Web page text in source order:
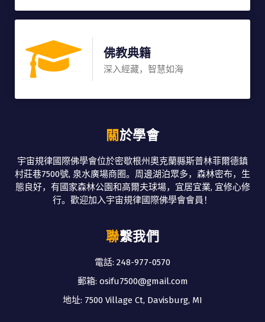
佛教典籍
深入經藏，智慧如海
關於學會
宇宙規律國際佛學會位於密歇根州奧克蘭縣斯普林菲爾德鎮
村莊巷7500號, 泉水廣場商圈。周邊湖泊眾多，森林密布，生
態良好，有國家森林公園和高爾夫球場，宜居宜業, 宜修心修
行。歡迎加入宇宙規律國際佛學會會員！
聯繫我們
電話: 248-977-0570
郵箱: osifu7500@gmail.com
地址: 7500 Village Ct, Davisburg, MI